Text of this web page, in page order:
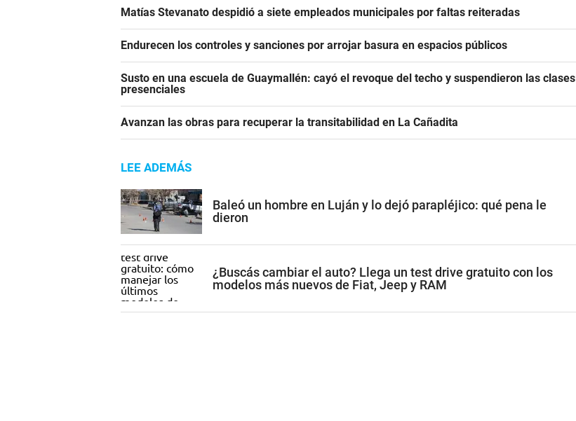
Matías Stevanato despidió a siete empleados municipales por faltas reiteradas
Endurecen los controles y sanciones por arrojar basura en espacios públicos
Susto en una escuela de Guaymallén: cayó el revoque del techo y suspendieron las clases
presenciales
Avanzan las obras para recuperar la transitabilidad en La Cañadita
LEE ADEMÁS
Baleó un hombre en Luján y lo dejó parapléjico: qué pena le
dieron
¿Buscás cambiar el auto? Llega un test drive gratuito con los
modelos más nuevos de Fiat, Jeep y RAM